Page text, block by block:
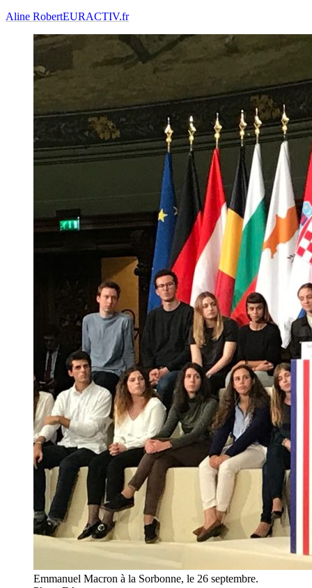
Aline RobertEURACTIV.fr
Emmanuel Macron à la Sorbonne, le 26 septembre.